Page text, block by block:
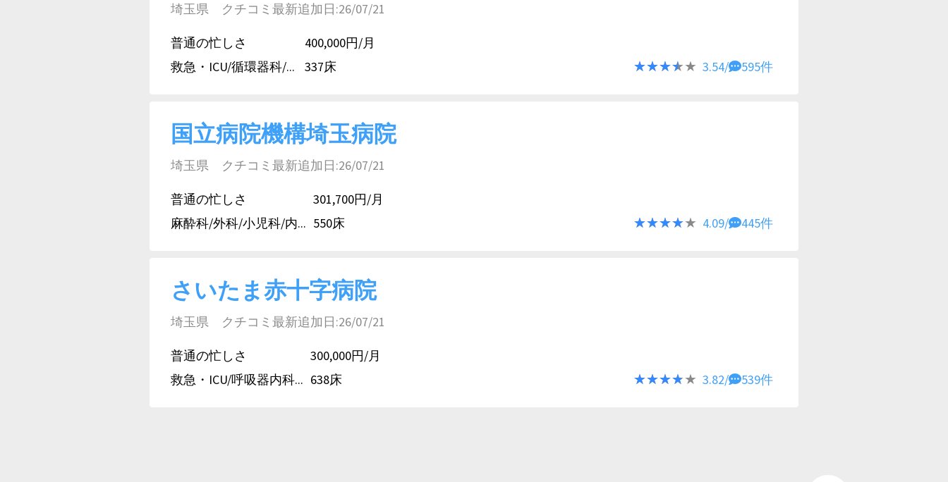
埼玉県 クチコミ最新追加日:26/07/21
★★★★★
★★★★★ 3.54/ 595件
普通の忙しさ
救急・ICU/循環器科/...
400,000円/月
337床
国立病院機構埼玉病院
埼玉県 クチコミ最新追加日:26/07/21
★★★★★
★★★★★ 4.09/ 445件
普通の忙しさ
麻酔科/外科/小児科/内...
301,700円/月
550床
さいたま赤十字病院
埼玉県 クチコミ最新追加日:26/07/21
★★★★★
★★★★★ 3.82/ 539件
普通の忙しさ
救急・ICU/呼吸器内科...
300,000円/月
638床